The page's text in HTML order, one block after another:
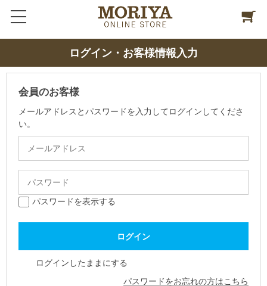
ログイン・お客様情報入力
会員のお客様
メールアドレスとパスワードを入力してログインしてくださ
い。
パスワードを表示する
ログインしたままにする
パスワードをお忘れの方はこちら